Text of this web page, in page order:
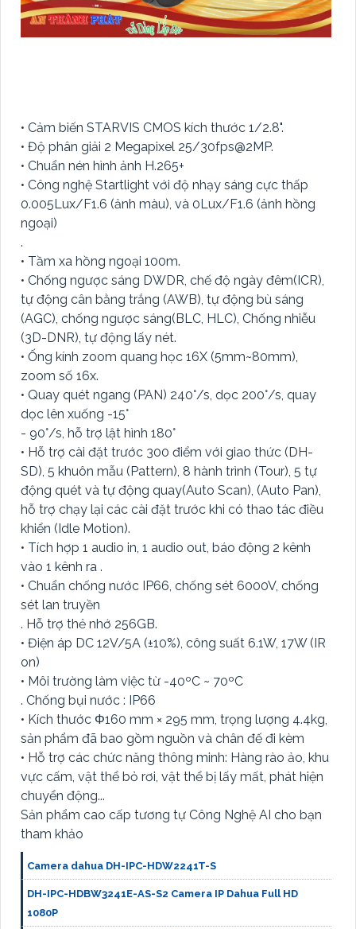
• Cảm biến STARVIS CMOS kích thước 1/2.8".
• Độ phân giải 2 Megapixel 25/30fps@2MP.
• Chuẩn nén hình ảnh H.265+
• Công nghệ Startlight với độ nhạy sáng cực thấp
0.005Lux/F1.6 (ảnh màu), và 0Lux/F1.6 (ảnh hồng
ngoại)
.
• Tầm xa hồng ngoại 100m.
• Chống ngược sáng DWDR, chế độ ngày đêm(ICR),
tự động cân bằng trắng (AWB), tự động bù sáng
(AGC), chống ngược sáng(BLC, HLC), Chống nhiễu
(3D-DNR), tự động lấy nét.
• Ống kính zoom quang học 16X (5mm~80mm),
zoom số 16x.
• Quay quét ngang (PAN) 240°/s, dọc 200°/s, quay
dọc lên xuống -15°
- 90°/s, hỗ trợ lật hình 180°
• Hỗ trợ cài đặt trước 300 điểm với giao thức (DH-
SD), 5 khuôn mẫu (Pattern), 8 hành trình (Tour), 5 tự
động quét và tự động quay(Auto Scan), (Auto Pan),
hỗ trợ chạy lại các cài đặt trước khi có thao tác điều
khiển (Idle Motion).
• Tích hợp 1 audio in, 1 audio out, báo động 2 kênh
vào 1 kênh ra .
• Chuẩn chống nước IP66, chống sét 6000V, chống
sét lan truyền
. Hỗ trợ thẻ nhớ 256GB.
• Điện áp DC 12V/5A (±10%), công suất 6.1W, 17W (IR
on)
• Môi trường làm việc từ -40ºC ~ 70ºC
. Chống bụi nước : IP66
• Kích thước Φ160 mm × 295 mm, trọng lượng 4.4kg,
sản phẩm đã bao gồm nguồn và chân đế đi kèm
• Hỗ trợ các chức năng thông minh: Hàng rào ảo, khu
vực cấm, vật thể bỏ rơi, vật thể bị lấy mất, phát hiện
chuyển động...
Sản phẩm cao cấp tương tự Công Nghệ AI cho bạn
tham khảo
Camera dahua DH-IPC-HDW2241T-S
DH-IPC-HDBW3241E-AS-S2 Camera IP Dahua Full HD
1080P